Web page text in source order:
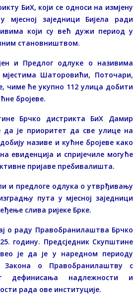
БиХ, који се односи на измјену
заједници Бијела ради
који су већ дужи период у
становништвом.
и Предлог одлуке о називима
Шаторовићи, Поточари,
чиме ће укупно 112 улица добити
бројеве.
Брчко дистрикта БиХ Дамир
да је приоритет да све улице на
називе и кућне бројеве како
евиденција и спријечиле могуће
пријаве пребивалишта.
и предлоге одлука о утврђивању
пута у мјесној заједници
слива ријеке Брке.
о раду Правобранилаштва Брчко
годину. Предсједник Скупштине
је да је у наредном периоду
Закона о Правобранилаштву с
дефинисања надлежности и
рада ове институције.